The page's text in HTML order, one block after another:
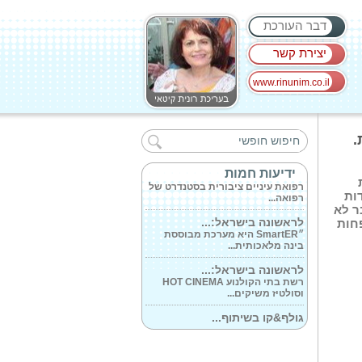
דבר העורכת
יצירת קשר
www.rinunim.co.il
ידיעות חמות
רענן שקד הוא לא רק עיתונאי
('ידיעות אחרונות')...
מרפאה חדשנית...
רפואת עיניים ציבורית בסטנדרט של
רפואה...
לראשונה בישראל:...
״SmartER היא מערכת מבוססת
בינה מלאכותית...
לראשונה בישראל:...
רשת בתי הקולנוע HOT CINEMA
וסולטיז משיקים...
גולף&קו בשיתוף...
רשת גולף אנד קו השיקה קולקציית
לא